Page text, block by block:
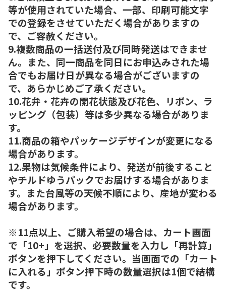
等が使用されていた場合、一部、印刷可能文字
での登録をさせていただく場合がありますの
で、ご容赦ください。
9.複数商品の一括送付及び同時発送はできませ
ん。また、同一商品を同日にお申込みされた場
合でもお届け日が異なる場合がございますの
で、あらかじめご了承ください。
10.花弁・花卉の開花状態及び花色、リボン、ラ
ッピング（包装）等は多少異なる場合がありま
す。
11.商品の箱やパッケージデザインが変更になる
場合があります。
12.果物は気候条件により、発送が前後すること
やチルドゆうパックでお届けする場合がありま
す。また台風等の天候不順により、産地が変わる
場合があります。
※11点以上、ご購入希望の場合は、カート画面
で「10+」を選択、必要数量を入力し「再計算」
ボタンを押下してください。当画面での「カート
に入れる」ボタン押下時の数量選択は1個で結構
です。